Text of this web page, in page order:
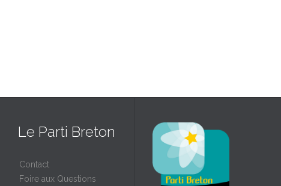
Le Parti Breton
Contact
Foire aux Questions